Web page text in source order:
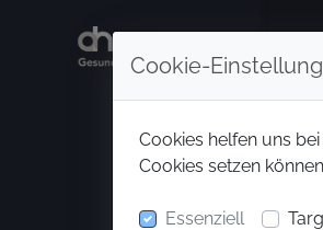
Cookie-
Cookies helfen uns
Cookies setzen
Essenziell